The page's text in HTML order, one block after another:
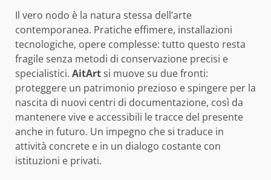
Il vero nodo è la natura stessa dell’arte
contemporanea. Pratiche effimere, installazioni
tecnologiche, opere complesse: tutto questo resta
fragile senza metodi di conservazione precisi e
specialistici. AitArtsi muove su due fronti:
proteggere un patrimonio prezioso e spingere per la
nascita di nuovi centri di documentazione, così da
mantenere vive e accessibili le tracce del presente
anche in futuro. Un impegno che si traduce in
attività concrete e in un dialogo costante con
istituzioni e privati.